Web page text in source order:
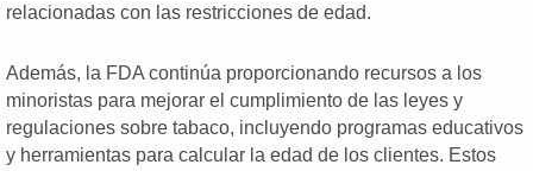
relacionadas con las restricciones de edad.
Además, la FDA continúa proporcionando recursos a los
minoristas para mejorar el cumplimiento de las leyes y
regulaciones sobre tabaco, incluyendo programas educativos
y herramientas para calcular la edad de los clientes. Estos